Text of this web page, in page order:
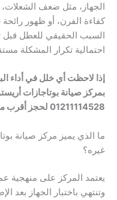
الجهاز، مثل ضعف الشعلات،
كفاءة الفرن، أو ظهور
السبب الحقيقي للعطل قبل
احتمالية تكرار المشكلة
إذا لاحظت أي خلل في أداء
بمركز صيانة بوتاجازات
01211114528 لحجز أقرب موعد.
ما الذي يميز مركز صيانة
غيره؟
يعتمد المركز على منهجية
وتنتهي باختبار الجهاز بعد